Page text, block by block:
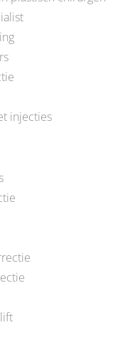
injecties